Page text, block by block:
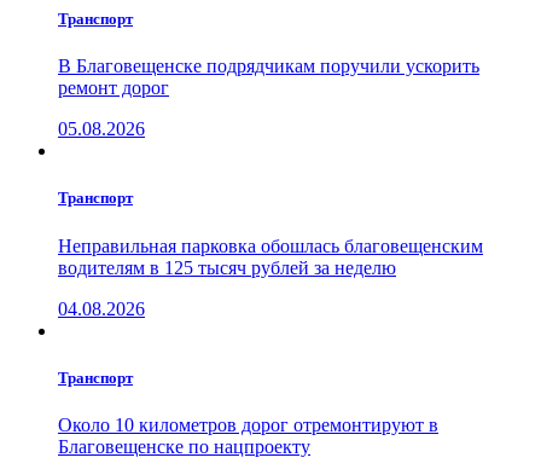
Транспорт
В Благовещенске подрядчикам поручили ускорить
ремонт дорог
05.08.2026
Транспорт
Неправильная парковка обошлась благовещенским
водителям в 125 тысяч рублей за неделю
04.08.2026
Транспорт
Около 10 километров дорог отремонтируют в
Благовещенске по нацпроекту